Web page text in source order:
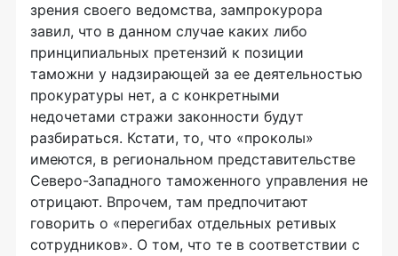
зрения своего ведомства, зампрокурора
завил, что в данном случае каких либо
принципиальных претензий к позиции
таможни у надзирающей за ее деятельностью
прокуратуры нет, а с конкретными
недочетами стражи законности будут
разбираться. Кстати, то, что «проколы»
имеются, в региональном представительстве
Северо-Западного таможенного управления не
отрицают. Впрочем, там предпочитают
говорить о «перегибах отдельных ретивых
сотрудников». О том, что те в соответствии с